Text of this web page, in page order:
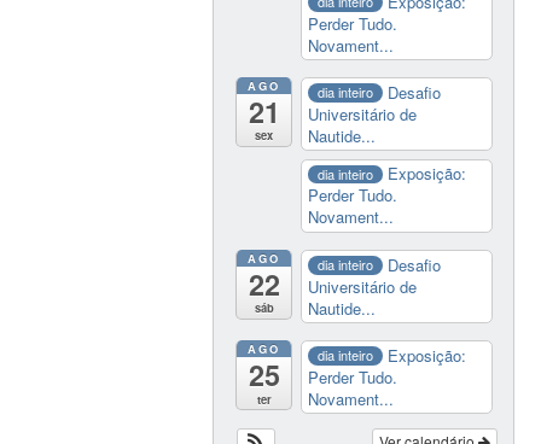
Perder Tudo.
Novament...
AGO
21
sex
dia inteiro
Desafio
Universitário de
Nautide...
dia inteiro
Exposição:
Perder Tudo.
Novament...
AGO
22
sáb
dia inteiro
Desafio
Universitário de
Nautide...
AGO
25
ter
dia inteiro
Exposição:
Perder Tudo.
Novament...